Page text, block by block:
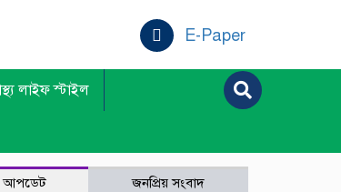
E-Paper
লাইফ স্টাইল
আপডেট জনপ্রিয় সংবাদ